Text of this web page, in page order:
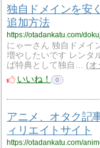
独自ドメインを安
追加方法
https://otadankatu.com/
にゃーさん 独自ドメイ
増やしたいです レンタ
ば特典として独自…
オ
いいね！
0
アニメ、オタク記
ィリエイトサイト
https://otadankatu.com/